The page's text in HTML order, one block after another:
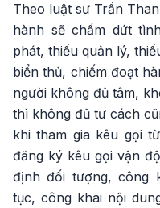
Theo luật sư Trần
hành sẽ chấm dứt
phát, thiếu quản lý,
biển thủ, chiếm đoạt
người không đủ tâm,
thì không đủ tư cách
khi tham gia kêu gọi
đăng ký kêu gọi vận
định đối tượng, công
tục, công khai nội